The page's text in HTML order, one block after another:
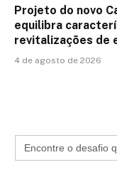
Projeto do novo
equilibra
revitalizações de
4 de agosto de 2026